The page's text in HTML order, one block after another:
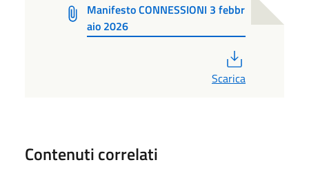
Manifesto CONNESSIONI 3 febbr
aio 2026
Scarica
Contenuti correlati